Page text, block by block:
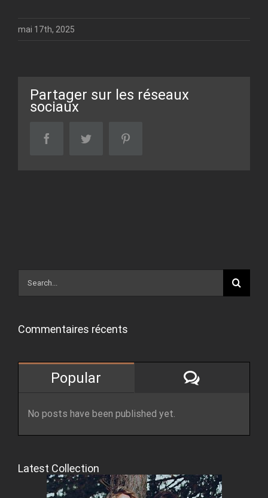
mai 17th, 2025
Partager sur les réseaux
sociaux
facebooktwitter
for:
Commentaires récents
Popular
No posts have been published yet.
Latest Collection